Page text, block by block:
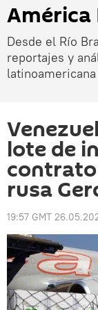
Desde el Río
reportajes y
latinoamericana
lote de
rusa
19:57 GMT